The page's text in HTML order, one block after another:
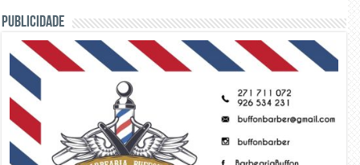
PUBLICIDADE